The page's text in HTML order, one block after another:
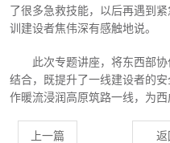
了很多急救技能，以后再遇到
训建设者焦伟深有感触地说。
此次专题讲座，将东西部
结合，既提升了一线建设者的
作暖流浸润高原筑路一线，为
上一篇 返